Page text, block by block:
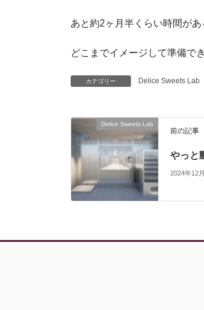
あと約2ヶ月半くらい時間が
どこまでイメージして準備で
カテゴリー Delice Sweets Lab
Delice Sweets Lab
前の記事
やっと
2024年12